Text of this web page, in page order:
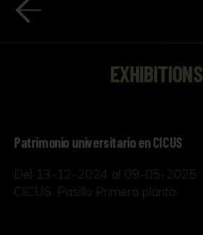
EXHIBITIONS
Patrimonio universitario en CICUS
Del 13-12-2024 al 09-05-2025
CICUS. Pasillo Primera planta